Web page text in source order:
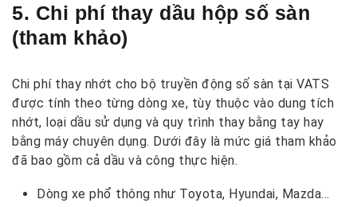
5. Chi phí thay dầu hộp số sàn
(tham khảo)
Chi phí thay nhớt cho bộ truyền động số sàn tại VATS
được tính theo từng dòng xe, tùy thuộc vào dung tích
nhớt, loại dầu sử dụng và quy trình thay bằng tay hay
bằng máy chuyên dụng. Dưới đây là mức giá tham khảo
đã bao gồm cả dầu và công thực hiện.
Dòng xe phổ thông như Toyota, Hyundai, Mazda…